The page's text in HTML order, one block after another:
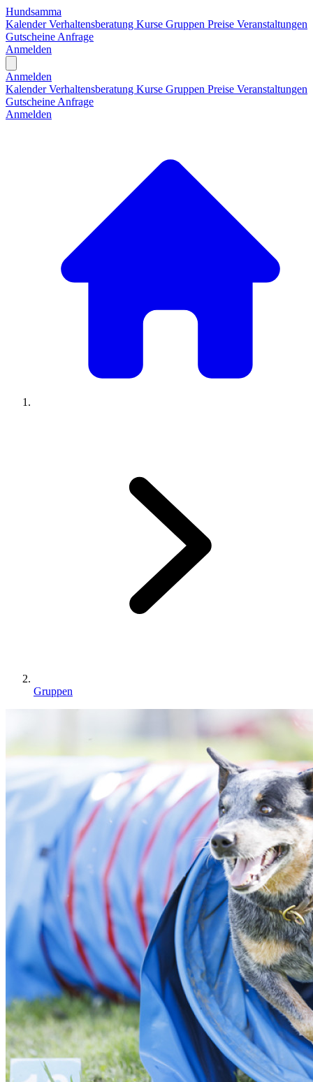
Hundsamma
KalenderVerhaltensberatung Kurse Gruppen Preise Veranstaltungen
Gutscheine Anfrage
Anmelden
Anmelden
KalenderVerhaltensberatung Kurse Gruppen Preise Veranstaltungen
Gutscheine Anfrage
Anmelden
Gruppen